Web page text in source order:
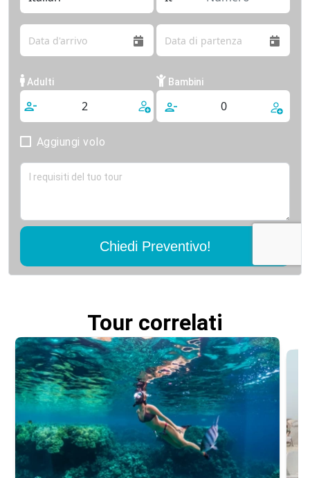
calorosa ospitalità del popolo egiziano.
Dalla maestosità delle piramidi alla serenità del Nilo,
dalla ricchezza culturale del Cairo alla bellezza
incontaminata di Marsa Alam, ogni momento è un
tesoro da custodire nel cuore.
Adulti Bambini
Aggiungi volo
Chiedi Preventivo!
Tour correlati